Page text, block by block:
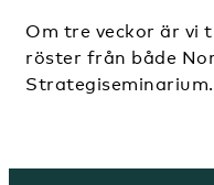
Om tre veckor är vi
röster från både